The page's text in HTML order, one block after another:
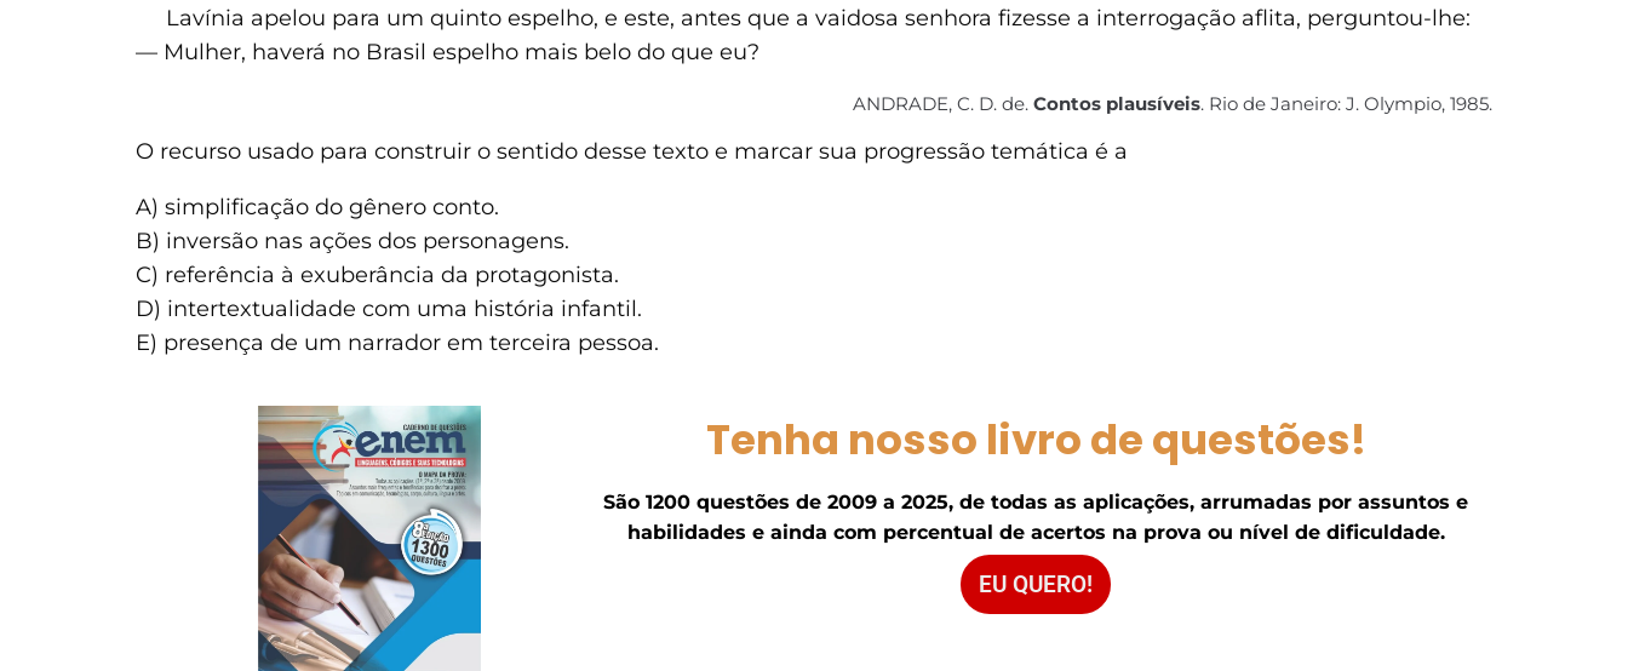
Lavínia apelou para um quinto espelho, e este, antes que a vaidosa senhora fizesse a interrogação aflita, perguntou-lhe:
— Mulher, haverá no Brasil espelho mais belo do que eu?
ANDRADE, C. D. de. Contos plausíveis. Rio de Janeiro: J. Olympio, 1985.
O recurso usado para construir o sentido desse texto e marcar sua progressão temática é a
A) simplificação do gênero conto.
B) inversão nas ações dos personagens.
C) referência à exuberância da protagonista.
D) intertextualidade com uma história infantil.
E) presença de um narrador em terceira pessoa.
Tenha nosso livro de questões!
São 1200 questões de 2009 a 2025, de todas as aplicações, arrumadas por assuntos e
habilidades e ainda com percentual de acertos na prova ou nível de dificuldade.
EU QUERO!